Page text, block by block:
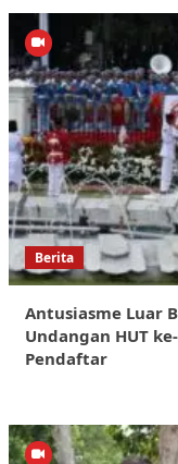
Berita
Antusiasme Luar
Undangan HUT
Pendaftar